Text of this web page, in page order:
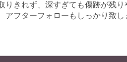
りきれず、深すぎても傷跡が残り
フターフォローもしっかり致し